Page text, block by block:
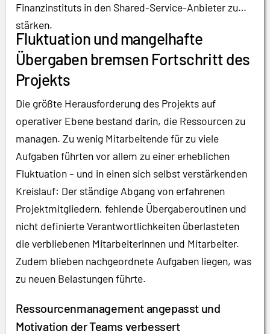
Finanzinstituts in den Shared-Service-Anbieter zu
stärken.
Fluktuation und mangelhafte
Übergaben bremsen Fortschritt des
Projekts
Die größte Herausforderung des Projekts auf
operativer Ebene bestand darin, die Ressourcen zu
managen. Zu wenig Mitarbeitende für zu viele
Aufgaben führten vor allem zu einer erheblichen
Fluktuation – und in einen sich selbst verstärkenden
Kreislauf: Der ständige Abgang von erfahrenen
Projektmitgliedern, fehlende Übergaberoutinen und
nicht definierte Verantwortlichkeiten überlasteten
die verbliebenen Mitarbeiterinnen und Mitarbeiter.
Zudem blieben nachgeordnete Aufgaben liegen, was
zu neuen Belastungen führte.
Ressourcenmanagement angepasst und
Motivation der Teams verbessert